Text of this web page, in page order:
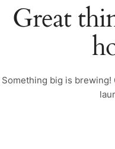
Great
Something big is